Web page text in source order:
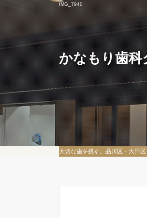
IMG_7940
かなもり歯
大切な歯を残す。品川区・大田